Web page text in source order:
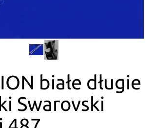
białe długie
Swarovski